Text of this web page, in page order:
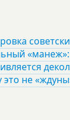
это не